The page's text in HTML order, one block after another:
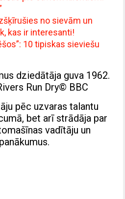
no sievām un
kas ir interesanti!
10 tipiskas sieviešu
dziedātāja guva 1962.
Run Dry© BBC
pēc uzvaras talantu
bet arī strādāja par
vadītāju un